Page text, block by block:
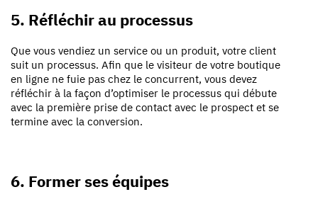
5. Réfléchir au processus
Que vous vendiez un service ou un produit, votre client
suit un processus. Afin que le visiteur de votre boutique
en ligne ne fuie pas chez le concurrent, vous devez
réfléchir à la façon d’optimiser le processus qui débute
avec la première prise de contact avec le prospect et se
termine avec la conversion.
6. Former ses équipes